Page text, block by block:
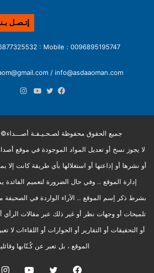
إتـصـل
0096895195747 : Mobile 0096877325532 : Mobile
/ info@asdaaoman.com
جميع الحقوق محفوظة لصـحـيـفـة أصـــداء© 2018 - 2025
لا يجوز نسخ أو تعديل المواد الموجودة في موقع
أو نشرها أو إذاعتها أو استغلالها بأي طريقة كانت
إدارة الموقع .. وفي حال الضرورة لتعميم الفائدة
بشرط ذكر إسم الموقع .. الآراء الواردة في الصحيفة
تلميحات أو وجهات نظر أو غير ذلك عبر مقالات الرأي
أو التحقيقات أو التقارير أو الحوارات أو اللقاءات لا
الموقع ، بل تعبر عن كُـتّابها